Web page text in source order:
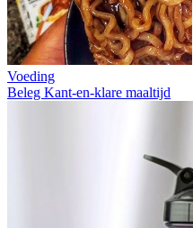
Voeding
Beleg Kant-en-klare maaltijd